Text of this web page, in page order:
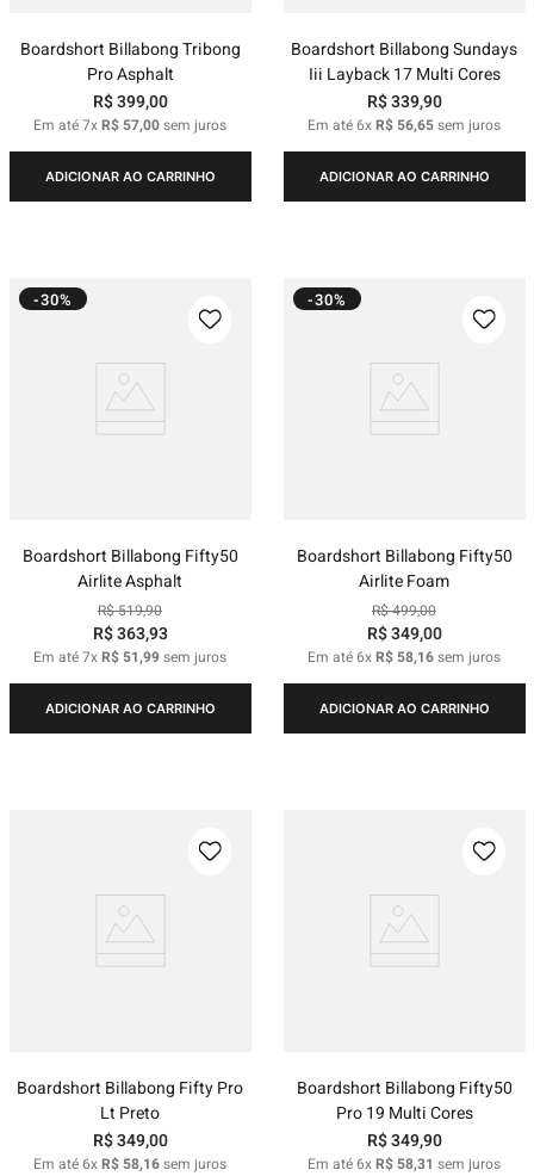
Boardshort Billabong Tribong
Pro Asphalt
R$399,00
Em até7xR$ 57,00sem juros
ADICIONAR AO CARRINHO
Boardshort Billabong Sundays
Iii Layback 17 Multi Cores
R$339,90
Em até6xR$ 56,65sem juros
ADICIONAR AO CARRINHO
-30%
Boardshort Billabong Fifty50
Airlite Asphalt
R$519,90
R$363,93
Em até7xR$ 51,99sem juros
ADICIONAR AO CARRINHO
-30%
Boardshort Billabong Fifty50
Airlite Foam
R$499,00
R$349,00
Em até6xR$ 58,16sem juros
ADICIONAR AO CARRINHO
Boardshort Billabong Fifty Pro
Lt Preto
R$349,00
Em até6xR$ 58,16sem juros
Boardshort Billabong Fifty50
Pro 19 Multi Cores
R$349,90
Em até6xR$ 58,31 sem juros